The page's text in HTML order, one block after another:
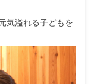
気溢れる子どもを